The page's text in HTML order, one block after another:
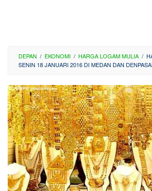
DEPAN / EKONOMI / HARGA LOGAM MULIA /
SENIN 18 JANUARI 2016 DI MEDAN DAN